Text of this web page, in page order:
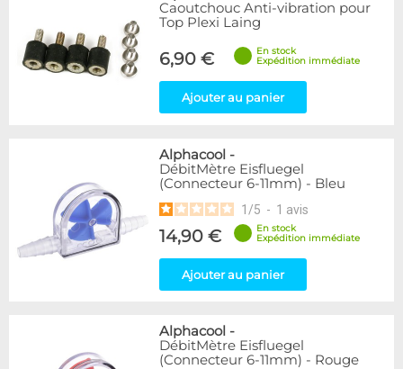
Articles en promotions
Appliquer
Caoutchouc Anti-vibration pour
Top Plexi Laing
6,90 €
En stock
Expédition immédiate
Ajouter au panier
Alphacool -
DébitMètre Eisfluegel
(Connecteur 6-11mm) - Bleu
1 /5 - 1 avis
14,90 €
En stock
Expédition immédiate
Ajouter au panier
Alphacool -
DébitMètre Eisfluegel
(Connecteur 6-11mm) - Rouge